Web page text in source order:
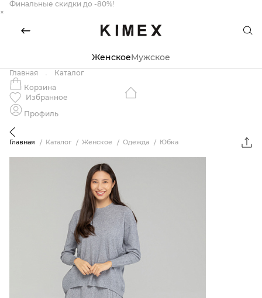
Финальные скидки до -80%!
×
ЖенскоеМужское
Главная
Каталог
Корзина
Избранное
Профиль
Главная Каталог Женское Одежда Юбка